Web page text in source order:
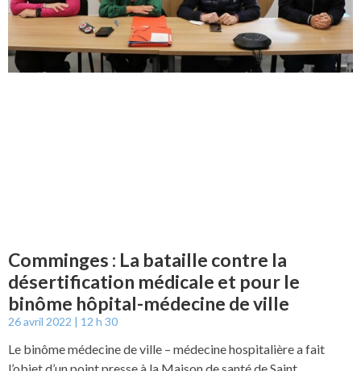
Comminges : La bataille contre la
désertification médicale et pour le
binôme hôpital-médecine de ville
26 avril 2022 12 h 30
Le binôme médecine de ville – médecine hospitalière a fait